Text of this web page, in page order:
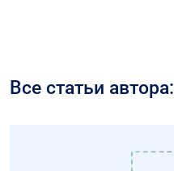
Все статьи автора: